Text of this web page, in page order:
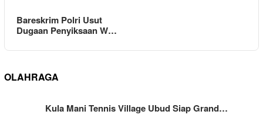
Bareskrim Polri Usut
Dugaan Penyiksaan W…
OLAHRAGA
Kula Mani Tennis Village Ubud Siap Grand…